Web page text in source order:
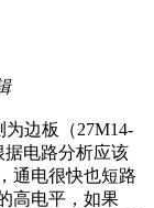
边板（27M14-
据电路分析应该
通电很快也短路
高电平，如果